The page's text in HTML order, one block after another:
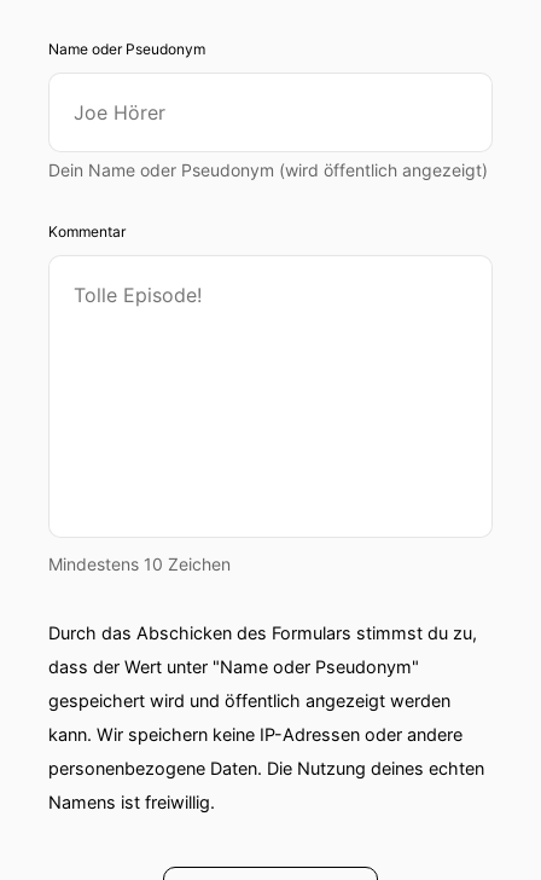
Name oder Pseudonym
Dein Name oder Pseudonym (wird öffentlich angezeigt)
Kommentar
Mindestens 10 Zeichen
Durch das Abschicken des Formulars stimmst du zu,
dass der Wert unter "Name oder Pseudonym"
gespeichert wird und öffentlich angezeigt werden
kann. Wir speichern keine IP-Adressen oder andere
personenbezogene Daten. Die Nutzung deines echten
Namens ist freiwillig.